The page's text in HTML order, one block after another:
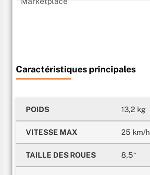
Caractéristiques principales
POIDS 13,2 kg
VITESSE MAX 25 km/h
TAILLE DES ROUES 8,5″